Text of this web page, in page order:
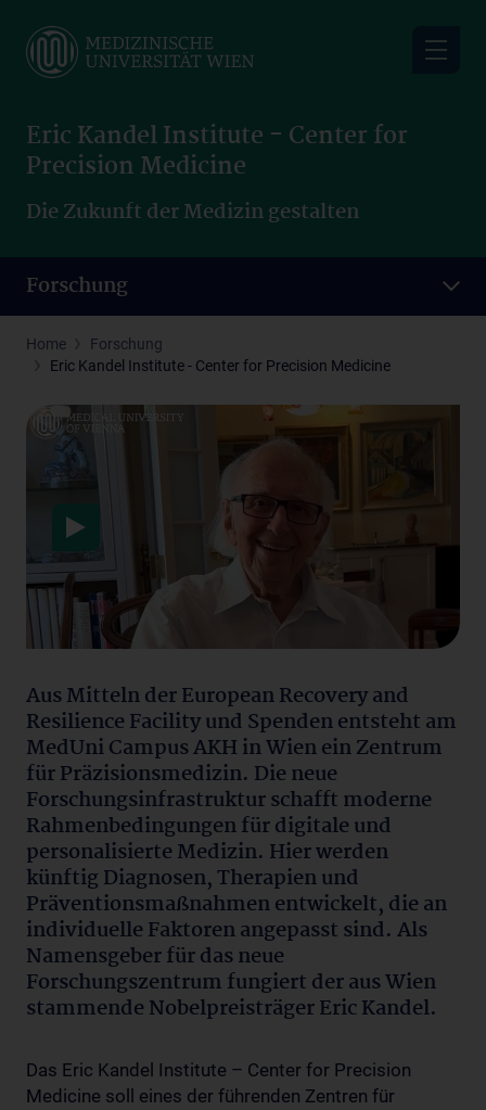
main
Eric Kandel Institute - Center for
Precision Medicine
Die Zukunft der Medizin gestalten
Forschung
Home
Forschung
Eric Kandel Institute - Center for Precision Medicine
Datenschutzerklärung
Aus Mitteln der European Recovery and
Resilience Facility und Spenden entsteht am
MedUni Campus AKH in Wien ein Zentrum
für Präzisionsmedizin. Die neue
Forschungsinfrastruktur schafft moderne
Rahmenbedingungen für digitale und
personalisierte Medizin. Hier werden
künftig Diagnosen, Therapien und
Präventionsmaßnahmen entwickelt, die an
individuelle Faktoren angepasst sind. Als
Namensgeber für das neue
Forschungszentrum fungiert der aus Wien
stammende Nobelpreisträger Eric Kandel.
Das Eric Kandel Institute – Center for Precision
Medicine soll eines der führenden Zentren für